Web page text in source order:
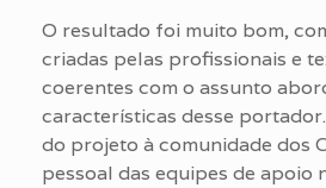
O resultado foi muito bom,
criadas pelas profissionais e
coerentes com o assunto
características desse
do projeto à comunidade dos
pessoal das equipes de apoio